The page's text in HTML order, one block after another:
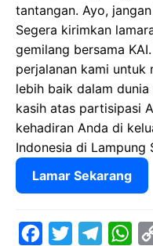
tantangan. Ayo,
Segera kirimkan
gemilang bersama
perjalanan kami untuk
lebih baik dalam
kasih atas partisipasi
kehadiran Anda di
Indonesia di Lampung
Lamar Sekarang
W